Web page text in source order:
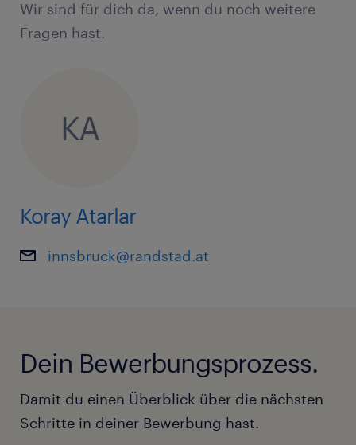
Wir sind für dich da, wenn du noch weitere
Fragen hast.
KA
Koray Atarlar
innsbruck@randstad.at
Dein Bewerbungsprozess.
Damit du einen Überblick über die nächsten
Schritte in deiner Bewerbung hast.